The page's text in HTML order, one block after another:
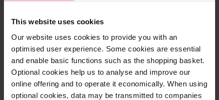
This website uses cookies
Our website uses cookies to provide you with an
optimised user experience. Some cookies are essential
and enable basic functions such as the shopping basket.
Optional cookies help us to analyse and improve our
online offering and to operate it economically. When using
optional cookies, data may be transmitted to companies